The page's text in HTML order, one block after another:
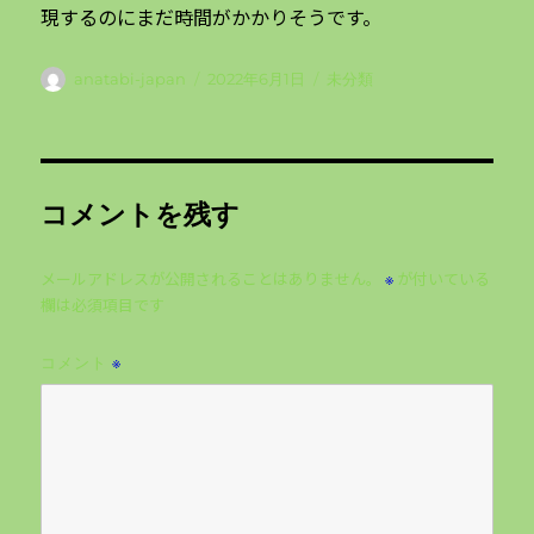
現するのにまだ時間がかかりそうです。
投
anatabi-japan
投
2022年6月1日
カ
未分類
コメントを残す
メールアドレスが公開されることはありません。 ※ が付いている
欄は必須項目です
コメント※